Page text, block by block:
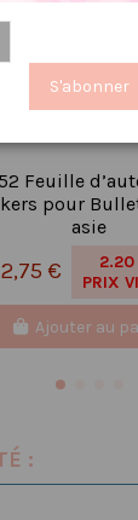
Feuille
pour
asie
2,75 €
PRIX
Ajouter au
:
S'abonner